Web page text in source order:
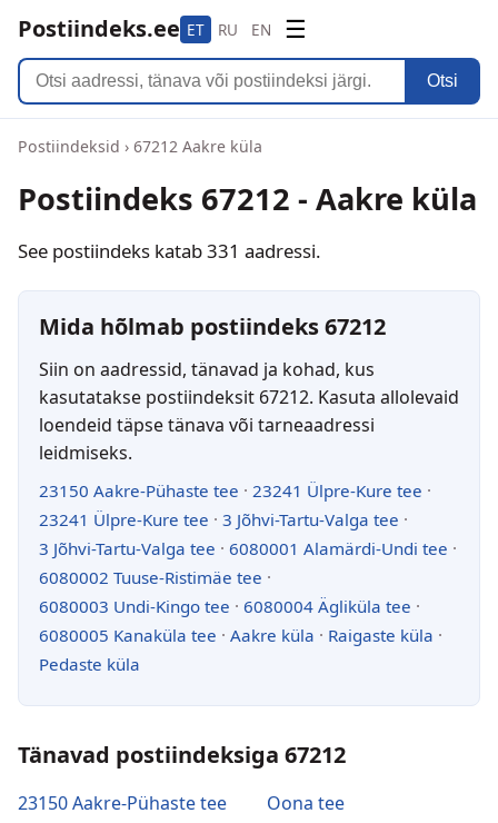
Postiindeks.ee ET RU EN ☰
Otsi
Postiindeksid › 67212 Aakre küla
Postiindeks 67212 - Aakre küla
See postiindeks katab 331 aadressi.
Mida hõlmab postiindeks 67212
Siin on aadressid, tänavad ja kohad, kus
kasutatakse postiindeksit 67212. Kasuta allolevaid
loendeid täpse tänava või tarneaadressi
leidmiseks.
23150 Aakre-Pühaste tee · 23241 Ülpre-Kure tee ·
23241 Ülpre-Kure tee · 3 Jõhvi-Tartu-Valga tee ·
3 Jõhvi-Tartu-Valga tee · 6080001 Alamärdi-Undi tee ·
6080002 Tuuse-Ristimäe tee ·
6080003 Undi-Kingo tee · 6080004 Ägliküla tee ·
6080005 Kanaküla tee · Aakre küla · Raigaste küla ·
Pedaste küla
Tänavad postiindeksiga 67212
23150 Aakre-Pühaste tee
Oona tee